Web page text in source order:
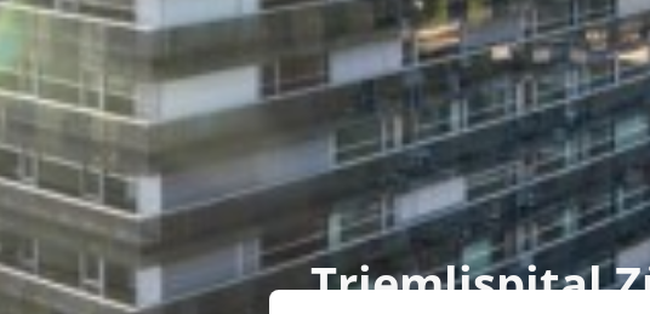
Triemlispital